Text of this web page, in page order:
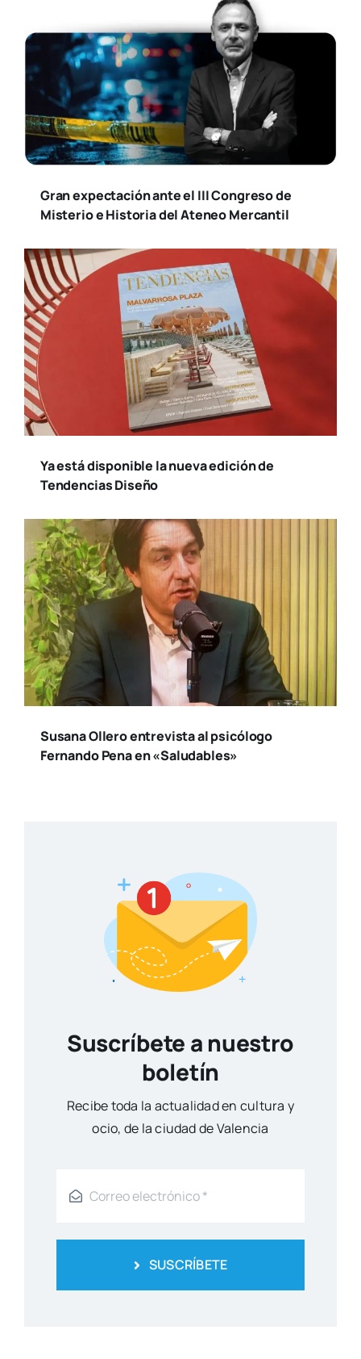
Gran expectación ante el III Congreso de
Misterio e Historia del Ateneo Mercantil
Ya está disponible la nueva edición de
Tendencias Diseño
Susana Ollero entrevista al psicólogo
Fernando Pena en «Saludables»
Suscríbete a nuestro
boletín
Reci­be toda la actua­li­dad en cul­tu­ra y
ocio, de la ciu­dad de Valen­cia
SUSCRÍBETE